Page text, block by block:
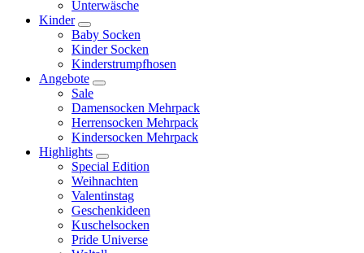
Unterwäsche
Kinder
Baby Socken
Kinder Socken
Kinderstrumpfhosen
Angebote
Sale
Damensocken Mehrpack
Herrensocken Mehrpack
Kindersocken Mehrpack
Highlights
Special Edition
Weihnachten
Valentinstag
Geschenkideen
Kuschelsocken
Pride Universe